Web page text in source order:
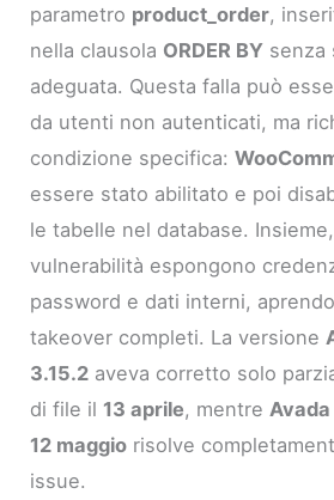
parametro product_order,
nella clausola ORDER BY senza
adeguata. Questa falla può
da utenti non autenticati, ma
condizione specifica:
essere stato abilitato e poi
le tabelle nel database.
vulnerabilità espongono
password e dati interni,
takeover completi. La versione
3.15.2 aveva corretto solo
di file il 13 aprile, mentre
12 maggio risolve
issue.